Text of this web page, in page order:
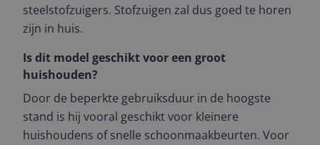
steelstofzuigers. Stofzuigen zal dus goed te horen
zijn in huis.
Is dit model geschikt voor een groot
huishouden?
Door de beperkte gebruiksduur in de hoogste
stand is hij vooral geschikt voor kleinere
huishoudens of snelle schoonmaakbeurten. Voor